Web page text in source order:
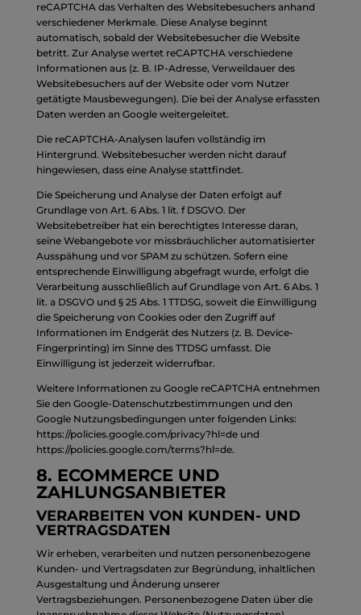
reCAPTCHA das Verhalten des Websitebesuchers anhand
verschiedener Merkmale. Diese Analyse beginnt
automatisch, sobald der Websitebesucher die Website
betritt. Zur Analyse wertet reCAPTCHA verschiedene
Informationen aus (z. B. IP-Adresse, Verweildauer des
Websitebesuchers auf der Website oder vom Nutzer
getätigte Mausbewegungen). Die bei der Analyse erfassten
Daten werden an Google weitergeleitet.
Die reCAPTCHA-Analysen laufen vollständig im
Hintergrund. Websitebesucher werden nicht darauf
hingewiesen, dass eine Analyse stattfindet.
Die Speicherung und Analyse der Daten erfolgt auf
Grundlage von Art. 6 Abs. 1 lit. f DSGVO. Der
Websitebetreiber hat ein berechtigtes Interesse daran,
seine Webangebote vor missbräuchlicher automatisierter
Ausspähung und vor SPAM zu schützen. Sofern eine
entsprechende Einwilligung abgefragt wurde, erfolgt die
Verarbeitung ausschließlich auf Grundlage von Art. 6 Abs. 1
lit. a DSGVO und § 25 Abs. 1 TTDSG, soweit die Einwilligung
die Speicherung von Cookies oder den Zugriff auf
Informationen im Endgerät des Nutzers (z. B. Device-
Fingerprinting) im Sinne des TTDSG umfasst. Die
Einwilligung ist jederzeit widerrufbar.
Weitere Informationen zu Google reCAPTCHA entnehmen
Sie den Google-Datenschutzbestimmungen und den
Google Nutzungsbedingungen unter folgenden Links:
https://policies.google.com/privacy?hl=deund
https://policies.google.com/terms?hl=de.
8. ECOMMERCE UND
ZAHLUNGS­ANBIETER
VERARBEITEN VON KUNDEN- UND
VERTRAGSDATEN
Wir erheben, verarbeiten und nutzen personenbezogene
Kunden- und Vertragsdaten zur Begründung, inhaltlichen
Ausgestaltung und Änderung unserer
Vertragsbeziehungen. Personenbezogene Daten über die